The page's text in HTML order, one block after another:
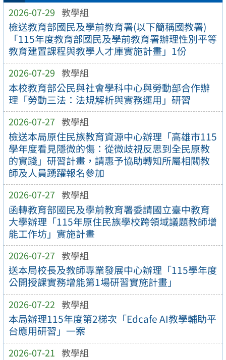
2026-07-29 教學組
檢送教育部國民及學前教育署(以下簡稱國教署)
「115年度教育部國民及學前教育署辦理性別平等
教育建置課程與教學人才庫實施計畫」1份
2026-07-29 教學組
本校教育部公民與社會學科中心與勞動部合作辦
理「勞動三法：法規解析與實務運用」研習
2026-07-27 教學組
檢送本局原住民族教育資源中心辦理「高雄市115
學年度看見隱微的傷：從微歧視反思到全民原教
的實踐」研習計畫，請惠予協助轉知所屬相關教
師及人員踴躍報名參加
2026-07-27 教學組
函轉教育部國民及學前教育署委請國立臺中教育
大學辦理「115年原住民族學校跨領域議題教師增
能工作坊」實施計畫
2026-07-27 教學組
送本局校長及教師專業發展中心辦理「115學年度
公開授課實務增能第1場研習實施計畫」
2026-07-22 教學組
本局辦理115年度第2梯次「Edcafe AI教學輔助平
台應用研習」一案
2026-07-21 教學組